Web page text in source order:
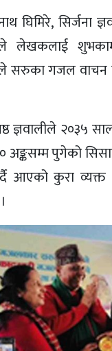
घिमिरे, सिर्जना
लेखकलाई
सरुका गजल वाचन
ज्ञवालीले २०३५
अङ्कसम्म पुगेको
आएको कुरा